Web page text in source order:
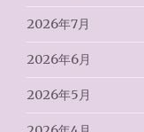
2026年7月
2026年6月
2026年5月